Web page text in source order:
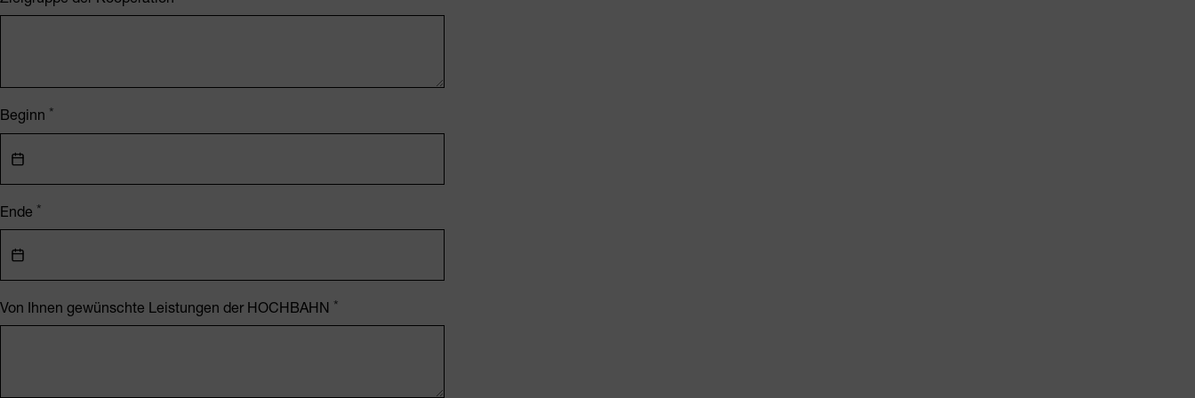
Beginn
Ende
Von Ihnen gewünschte Leistungen der HOCHBAHN